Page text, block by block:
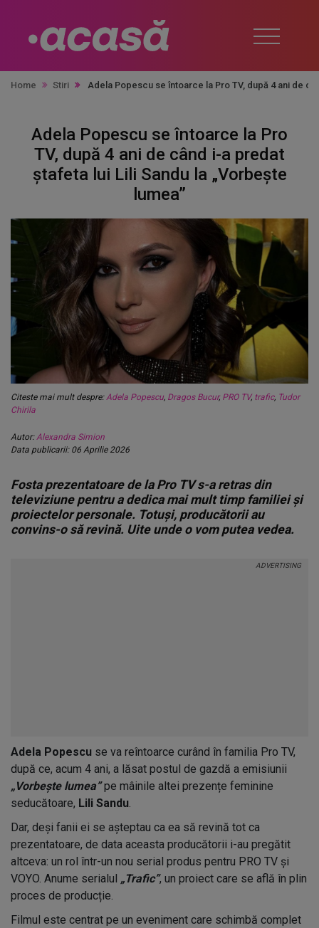
Home Stiri Adela Popescu se întoarce la Pro TV, după 4 ani de
Adela Popescu se întoarce la Pro
TV, după 4 ani de când i-a predat
ștafeta lui Lili Sandu la „Vorbește
lumea”
Citeste mai mult despre:Adela Popescu, Dragos Bucur, PRO TV, trafic, Tudor
Chirila
Autor:Alexandra Simion
Data publicarii: 06 Aprilie 2026
Fosta prezentatoare de la Pro TV s-a retras din
televiziune pentru a dedica mai mult timp familiei și
proiectelor personale. Totuși, producătorii au
convins-o să revină. Uite unde o vom putea vedea.
Adela Popescu se va reîntoarce curând în familia Pro TV,
după ce, acum 4 ani, a lăsat postul de gazdă a emisiunii
„Vorbește lumea”pe mâinile altei prezențe feminine
seducătoare, Lili Sandu.
Dar, deși fanii ei se așteptau ca ea să revină tot ca
prezentatoare, de data aceasta producătorii i-au pregătit
altceva: un rol într-un nou serial produs pentru PRO TV și
VOYO. Anume serialul „Trafic”, un proiect care se află în plin
proces de producție.
Filmul este centrat pe un eveniment care schimbă complet